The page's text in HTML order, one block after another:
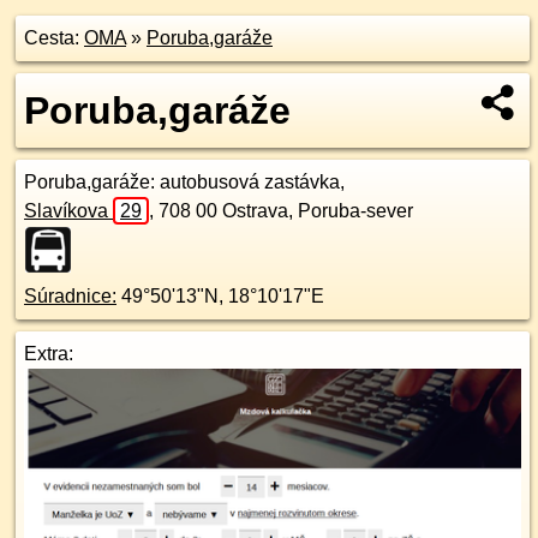
Cesta: OMA» Poruba,garáže
Poruba,garáže
Poruba,garáže: autobusová zastávka,
Slavíkova
29 , 708 00 Ostrava, Poruba-sever
Súradnice: 49°50'13"N , 18°10'17"E
Extra: